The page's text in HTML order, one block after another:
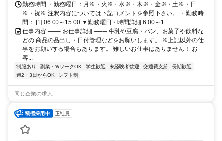
勤務時間 ・勤務曜日：月※・火※・水※・木※・金※・土※・日
※・祝※ 注釈内容については下記コメントを参照下さい。 ・勤務時
間： [1] 06:00～15:00 ▼勤務曜日・時間詳細 6:00～1...
仕事内容 ─── お仕事詳細 ─── 牛乳や豆腐・パン、お菓子や飲料な
どの 商品の品出し・日付管理などをお願いします。 ※上記以外の仕
事をお願いする場合もあります。 難しいお仕事はありません！ お
客...
制服あり 副業・WワークOK 学生歓迎 未経験者歓迎 交通費支給
長期歓迎
週2・3日からOK
シフト制
同じ企業の求人
正社員